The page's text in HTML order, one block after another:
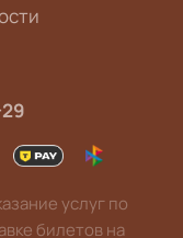
услуг по
билетов на